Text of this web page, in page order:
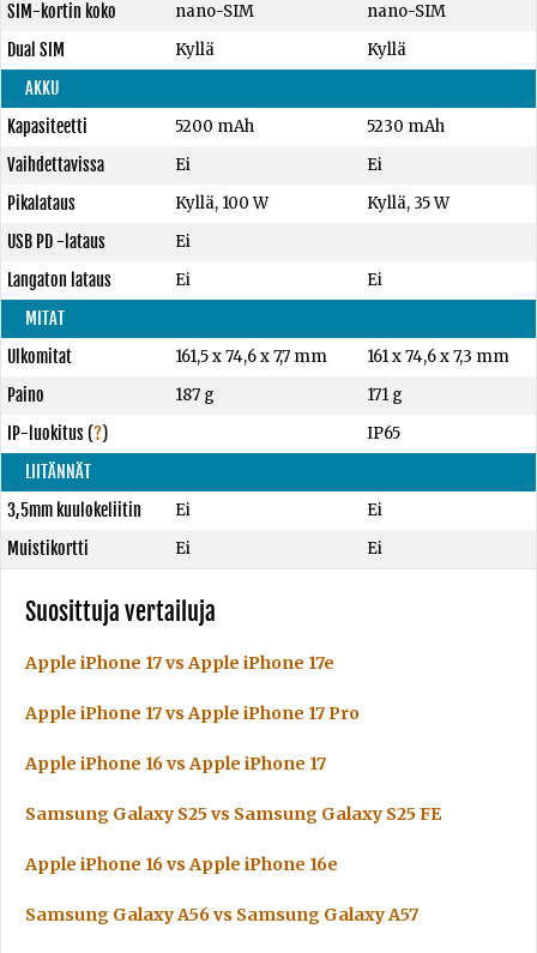
SIM-kortin koko
nano-SIM
nano-SIM
Dual SIM
Kyllä
Kyllä
AKKU
Kapasiteetti
5200 mAh
5230 mAh
Vaihdettavissa
Ei
Ei
Pikalataus
Kyllä, 100 W
Kyllä, 35 W
USB PD -lataus
Ei
Langaton lataus
Ei
Ei
MITAT
Ulkomitat
161,5 x 74,6 x 7,7 mm
161 x 74,6 x 7,3 mm
Paino
187 g
171 g
IP-luokitus(?)
IP65
LIITÄNNÄT
3,5mm kuulokeliitin
Ei
Ei
Muistikortti
Ei Ei
Suosittuja vertailuja
Apple iPhone 17 vs Apple iPhone 17e
Apple iPhone 17 vs Apple iPhone 17 Pro
Apple iPhone 16 vs Apple iPhone 17
Samsung Galaxy S25 vs Samsung Galaxy S25 FE
Apple iPhone 16 vs Apple iPhone 16e
Samsung Galaxy A56 vs Samsung Galaxy A57